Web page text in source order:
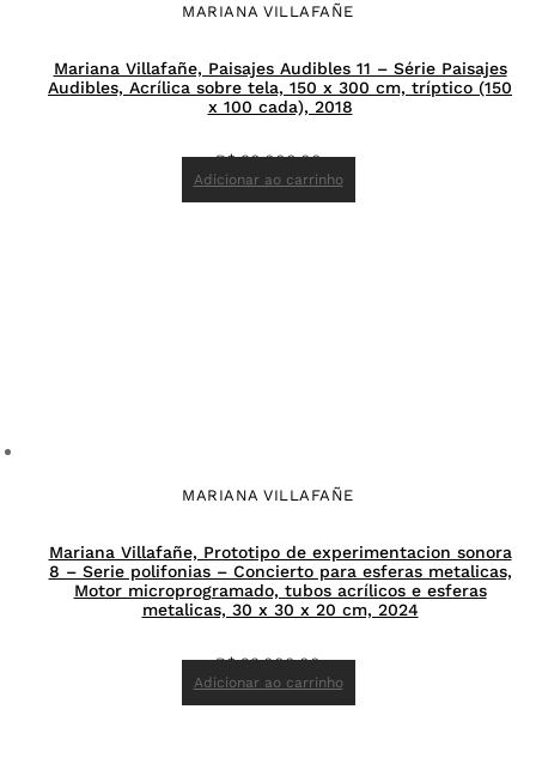
MARIANA VILLAFAÑE
Mariana Villafañe, Paisajes Audibles 11 – Série Paisajes
Audibles, Acrílica sobre tela, 150 x 300 cm, tríptico (150
x 100 cada), 2018
R$90.000,00
Adicionar ao carrinho
MARIANA VILLAFAÑE
Mariana Villafañe, Prototipo de experimentacion sonora
8 – Serie polifonias – Concierto para esferas metalicas,
Motor microprogramado, tubos acrílicos e esferas
metalicas, 30 x 30 x 20 cm, 2024
R$23.000,00
Adicionar ao carrinho